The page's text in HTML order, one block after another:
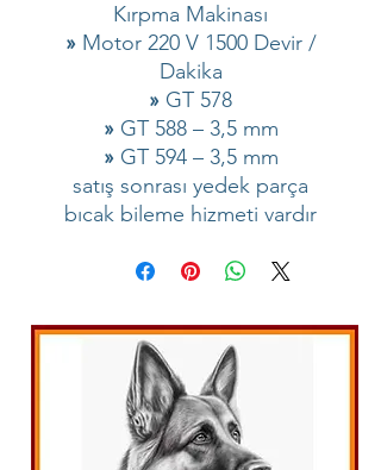
Kırpma Makinası
» Motor 220 V 1500 Devir /
Dakika
» GT 578
» GT 588 – 3,5 mm
» GT 594 – 3,5 mm
satış sonrası yedek parça
bıcak bileme hizmeti vardır